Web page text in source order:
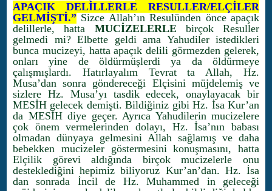
APAÇIK DELİLLERLE RESULLER/ELÇİLER
GELMİŞTİ.” Sizce Allah’ın Resulünden önce apaçık
delillerle, hatta MUCİZELERLE birçok Resuller
gelmedi mi? Elbette geldi ama Yahudiler istedikleri
bunca mucizeyi, hatta apaçık delili görmezden gelerek,
onları yine de öldürmüşlerdi ya da öldürmeye
çalışmışlardı. Hatırlayalım Tevrat ta Allah, Hz.
Musa’dan sonra göndereceği Elçisini müjdelemiş ve
sizlere Hz. Musa’yı tasdik edecek, onaylayacak bir
MESİH gelecek demişti. Bildiğiniz gibi Hz. İsa Kur’an
da MESİH diye geçer. Ayrıca Yahudilerin mucizelere
çok önem vermelerinden dolayı, Hz. İsa’nın babası
olmadan dünyaya gelmesini Allah sağlamış ve daha
bebekken mucizeler göstermesini konuşmasını, hatta
Elçilik görevi aldığında birçok mucizelerle onu
desteklediğini hepimiz biliyoruz Kur’an’dan. Hz. İsa
dan sonrada İncil de Hz. Muhammed in geleceği